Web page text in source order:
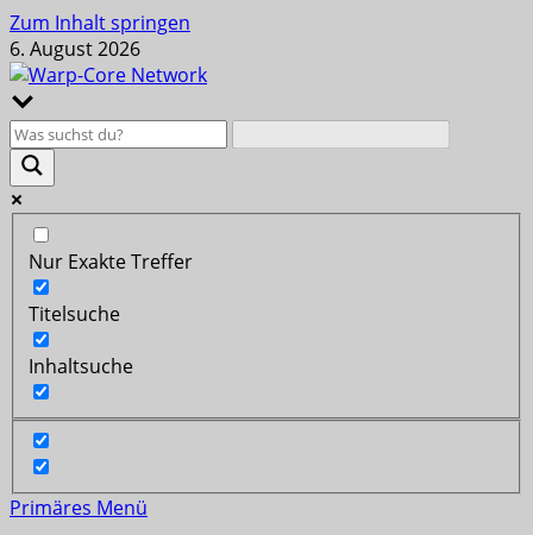
Zum Inhalt springen
6. August 2026
Nur Exakte Treffer
Titelsuche
Inhaltsuche
Primäres Menü